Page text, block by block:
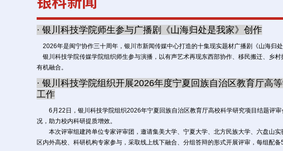
· 银川科技学院师生参与广播剧《山海归处是我家》创作
2026年是闽宁协作三十周年，银川市新闻传媒中心打造的十集现实题材广播剧《山海归处
银川科技学院传媒学院组织师生参与演播，以有声艺术再现东西部协作、移民搬迁、乡
有机融合。
· 银川科技学院组织开展2026年度宁夏回族自治区教育厅高
工作
6月22日，银川科技学院组织2026年宁夏回族自治区教育厅高校科学研究项目结题评审
况，助力校内科研提质增效。
本次评审组建跨单位专家评审团，邀请集美大学、宁夏大学、北方民族大学、六盘山实
区内外高校、科研机构专家参与，采取线上线下融合、分组答辩的形式开展评审，每组配备